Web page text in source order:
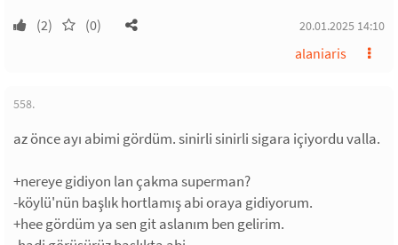
(2) (0) 20.01.2025 14:10
alaniaris
558.
az önce ayı abimi gördüm. sinirli sinirli sigara içiyordu valla.
+nereye gidiyon lan çakma superman?
-köylü'nün başlık hortlamış abi oraya gidiyorum.
+hee gördüm ya sen git aslanım ben gelirim.